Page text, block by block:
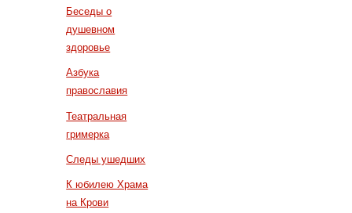
Беседы о
душевном
здоровье
Азбука
православия
Театральная
гримерка
Следы ушедших
К юбилею Храма
на Крови